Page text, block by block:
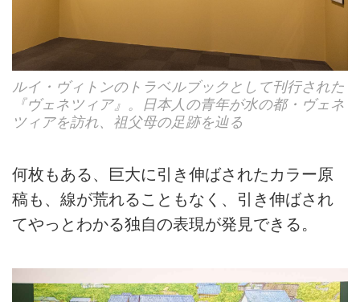
ルイ・ヴィトンのトラベルブックとして刊行された
『ヴェネツィア』。日本人の青年が水の都・ヴェネ
ツィアを訪れ、祖父母の足跡を辿る
何枚もある、巨大に引き伸ばされたカラー原
稿も、線が荒れることもなく、引き伸ばされ
てやっとわかる独自の表現が発見できる。